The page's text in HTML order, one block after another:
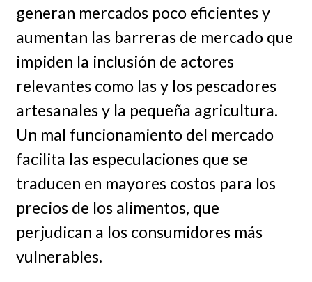
generan mercados poco eficientes y
aumentan las barreras de mercado que
impiden la inclusión de actores
relevantes como las y los pescadores
artesanales y la pequeña agricultura.
Un mal funcionamiento del mercado
facilita las especulaciones que se
traducen en mayores costos para los
precios de los alimentos, que
perjudican a los consumidores más
vulnerables.